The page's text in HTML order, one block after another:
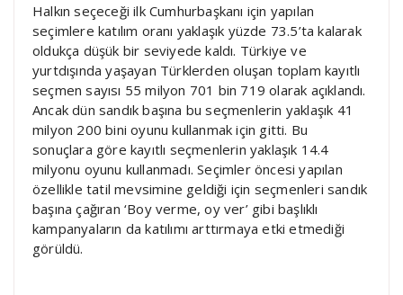
Halkın seçeceği ilk Cumhurbaşkanı için yapılan
seçimlere katılım oranı yaklaşık yüzde 73.5’ta kalarak
oldukça düşük bir seviyede kaldı. Türkiye ve
yurtdışında yaşayan Türklerden oluşan toplam kayıtlı
seçmen sayısı 55 milyon 701 bin 719 olarak açıklandı.
Ancak dün sandık başına bu seçmenlerin yaklaşık 41
milyon 200 bini oyunu kullanmak için gitti. Bu
sonuçlara göre kayıtlı seçmenlerin yaklaşık 14.4
milyonu oyunu kullanmadı. Seçimler öncesi yapılan
özellikle tatil mevsimine geldiği için seçmenleri sandık
başına çağıran ‘Boy verme, oy ver’ gibi başlıklı
kampanyaların da katılımı arttırmaya etki etmediği
görüldü.